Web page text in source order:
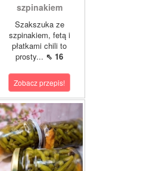
szpinakiem
Szakszuka ze
szpinakiem, fetą i
płatkami chili to
prosty... ⇖ 16
Zobacz przepis!